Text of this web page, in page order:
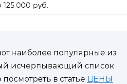
125 000 руб.
наиболее популярные из
исчерпывающий список
в статье ЦЕНЫ